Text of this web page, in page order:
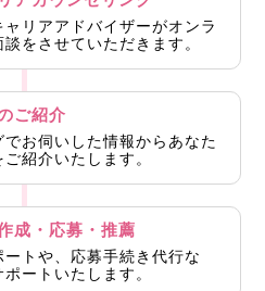
的なスピードで完了できるよう
リアアドバイザーがオンラ
をさせていただきます。
ご紹介
お伺いした情報からあなた
紹介いたします。
成・応募・推薦
トや、応募手続き代行な
ートいたします。